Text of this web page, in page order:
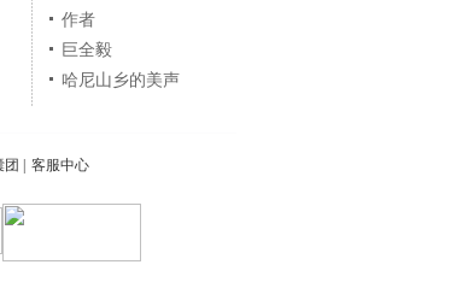
作者
巨全毅
哈尼山乡的美声
团 客服中心